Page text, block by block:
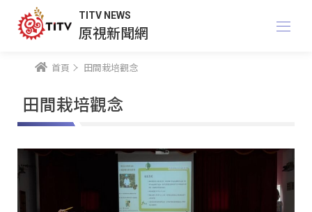
TITV NEWS
原視新聞網
首頁 田間栽培觀念
田間栽培觀念